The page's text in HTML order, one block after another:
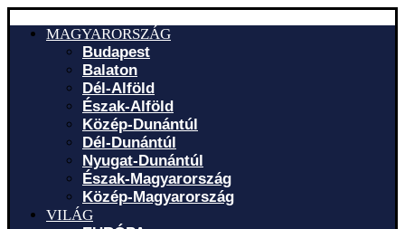
MAGYARORSZÁG
Budapest
Balaton
Dél-Alföld
Észak-Alföld
Közép-Dunántúl
Dél-Dunántúl
Nyugat-Dunántúl
Észak-Magyarország
Közép-Magyarország
VILÁG